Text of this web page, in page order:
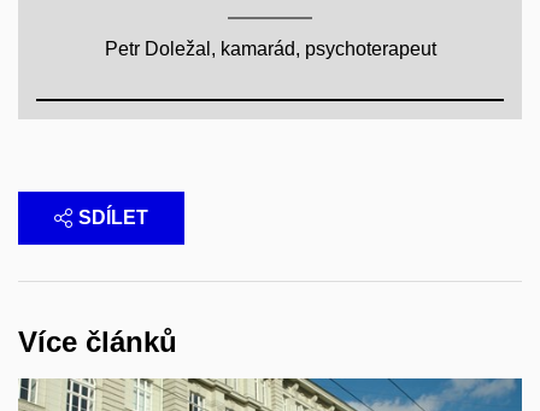
Petr Doležal, kamarád, psychoterapeut
SDÍLET
Více článků